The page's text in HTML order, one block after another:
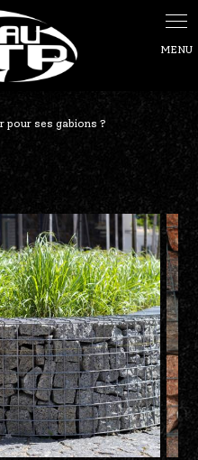
pour ses gabions ?